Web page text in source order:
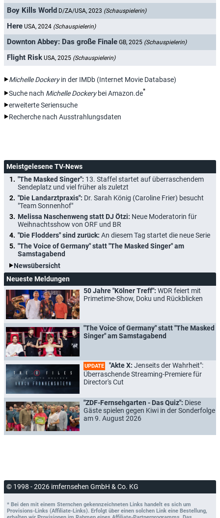
Boy Kills World D/ZA/USA, 2023 (Schauspielerin)
Here USA, 2024 (Schauspielerin)
Downton Abbey: Das große Finale GB, 2025 (Schauspielerin)
Flight Risk USA, 2025 (Schauspielerin)
Michelle Dockeryin der IMDb (Internet Movie Database)
Suche nach Michelle Dockerybei Amazon.de*
erweiterte Seriensuche
Recherche nach Ausstrahlungsdaten
Meistgelesene TV-News
"The Masked Singer": 13. Staffel startet auf überraschendem
Sendeplatz und viel früher als zuletzt
"Die Landarztpraxis": Dr. Sarah König (Caroline Frier) besucht
"Team Sonnenhof"
Melissa Naschenweng statt DJ Ötzi: Neue Moderatorin für
Weihnachtsshow von ORF und BR
"Die Flodders" sind zurück: An diesem Tag startet die neue Serie
"The Voice of Germany" statt "The Masked Singer" am
Samstagabend
Newsübersicht
Neueste Meldungen
50 Jahre "Kölner Treff": WDR feiert mit
Primetime-Show, Doku und Rückblicken
"The Voice of Germany" statt "The Masked
Singer" am Samstagabend
UPDATE "Akte X: Jenseits der Wahrheit":
Überraschende Streaming-Premiere für
Director's Cut
"ZDF-Fernsehgarten - Das Quiz": Diese
Gäste spielen gegen Kiwi in der Sonderfolge
am 9. August 2026
© 1998 - 2026 imfernsehen GmbH & Co. KG
* Bei den mit einem Sternchen gekennzeichneten Links handelt es sich um
Provisions-Links (Affiliate-Links). Erfolgt über einen solchen Link eine Bestellung,